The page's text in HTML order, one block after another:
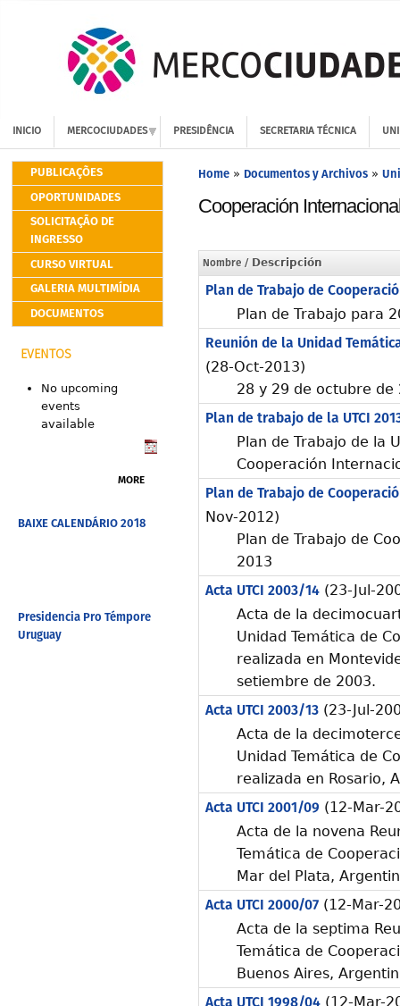
INICIO MERCOCIUDADES PRESIDÊNCIA SECRETARIA TÉCNICA
PUBLICAÇÕES
OPORTUNIDADES
SOLICITAÇÃO DE
INGRESSO
CURSO VIRTUAL
GALERIA MULTIMÍDIA
DOCUMENTOS
EVENTOS
No upcoming
events
available
MORE
BAIXE CALENDÁRIO 2018
Presidencia Pro Témpore
Uruguay
Home » Documentos y Archivos »
Cooperación
Nombre / Descripción
Plan de Trabajo de
Plan de Trabajo para
Reunión de la Unidad
(28-Oct-2013)
28 y 29 de octubre de
Plan de trabajo de la UTCI
Plan de Trabajo de la
Cooperación
Plan de Trabajo de
Nov-2012)
Plan de Trabajo de
2013
Acta UTCI 2003/14(23-Jul-
Acta de la
Unidad Temática de
realizada en
setiembre de 2003.
Acta UTCI 2003/13(23-Jul-
Acta de la
Unidad Temática de
realizada en Rosario,
Acta UTCI 2001/09 (12-Mar-
Acta de la novena
Temática de
Mar del Plata,
Acta UTCI 2000/07(12-Mar-
Acta de la septima
Temática de
Buenos Aires,
(12-Mar-